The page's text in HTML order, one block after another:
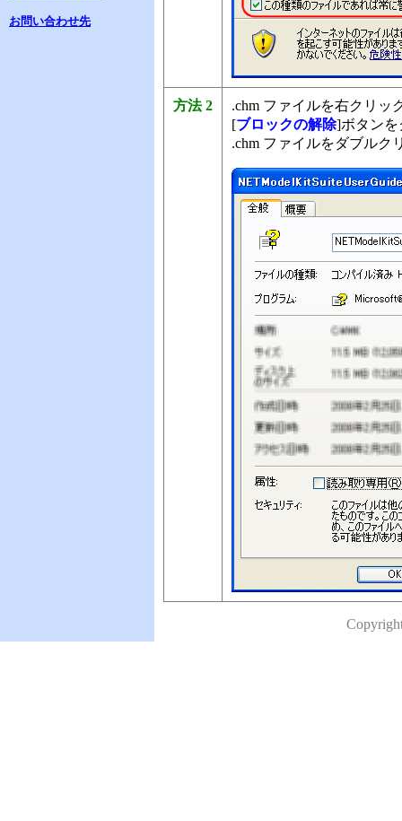
お問い合わせ先
方法 2
.chm ファイルを右クリッ
[ブロックの解除]ボタン
.chm ファイルをダブルク